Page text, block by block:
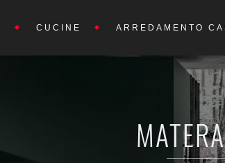
CUCINE ARREDAMENTO